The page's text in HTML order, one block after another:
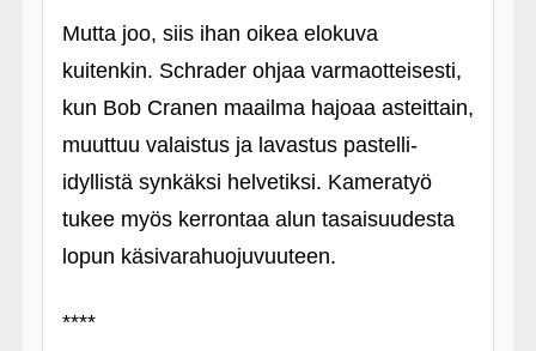
Mutta joo, siis ihan oikea elokuva
kuitenkin. Schrader ohjaa varmaotteisesti,
kun Bob Cranen maailma hajoaa asteittain,
muuttuu valaistus ja lavastus pastelli-
idyllistä synkäksi helvetiksi. Kameratyö
tukee myös kerrontaa alun tasaisuudesta
lopun käsivarahuojuvuuteen.
****